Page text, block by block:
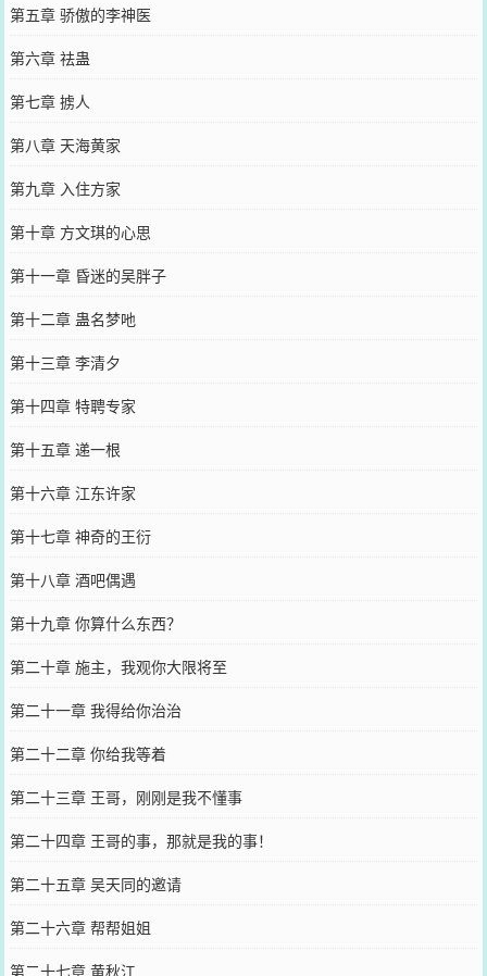
第五章 骄傲的李神医
第六章 祛蛊
第七章 掳人
第八章 天海黄家
第九章 入住方家
第十章 方文琪的心思
第十一章 昏迷的吴胖子
第十二章 蛊名梦吔
第十三章 李清夕
第十四章 特聘专家
第十五章 递一根
第十六章 江东许家
第十七章 神奇的王衍
第十八章 酒吧偶遇
第十九章 你算什么东西？
第二十章 施主，我观你大限将至
第二十一章 我得给你治治
第二十二章 你给我等着
第二十三章 王哥，刚刚是我不懂事
第二十四章 王哥的事，那就是我的事！
第二十五章 吴天同的邀请
第二十六章 帮帮姐姐
第二十七章 黄秋江